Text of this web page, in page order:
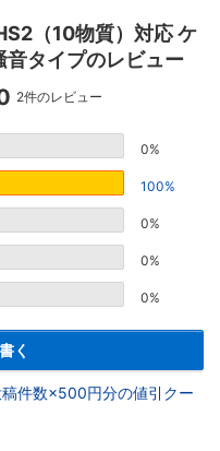
（10物質）対応 ケ
音タイプのレビュー
4
2件のレビュー
0%
100%
0%
0%
0%
く
件数×500円分の値引クー